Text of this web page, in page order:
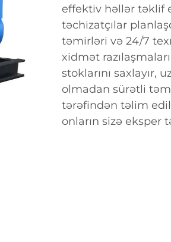
effektiv həllər təklif
təchizatçılar
təmirləri və 24/7
xidmət
stoklarını saxlayır,
olmadan sürətli
tərəfindən təlim
onların sizə eksper